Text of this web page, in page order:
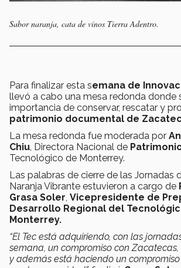
Sabor naranja, cata de vinos Tierra Adentro.
Para finalizar esta semana de
llevó a cabo una mesa redonda donde
importancia de conservar, rescatar y
patrimonio documental de
La mesa redonda fue moderada por
Chiu, Directora Nacional de
Tecnológico de Monterrey.
Las palabras de cierre de las Jornadas
Naranja Vibrante estuvieron a cargo de
Grasa Soler, Vicepresidente de
Desarrollo Regional del
Monterrey.
“El Tec está adquiriendo, con las
semana, un compromiso con Zacatecas,
y además está haciendo un